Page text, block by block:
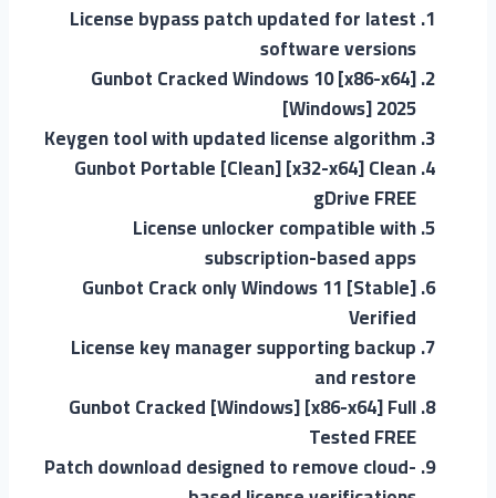
License bypass patch updated for latest
software versions
Gunbot Cracked Windows 10 [x86-x64]
[Windows] 2025
Keygen tool with updated license algorithm
Gunbot Portable [Clean] [x32-x64] Clean
gDrive FREE
License unlocker compatible with
subscription-based apps
Gunbot Crack only Windows 11 [Stable]
Verified
License key manager supporting backup
and restore
Gunbot Cracked [Windows] [x86-x64] Full
Tested FREE
Patch download designed to remove cloud-